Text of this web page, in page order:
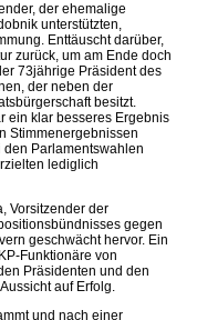
der ehemalige
unterstützten,
Enttäuscht darüber,
zurück, um am Ende doch
73jährige Präsident des
der neben der
besitzt.
ein klar besseres Ergebnis
Stimmenergebnissen
Parlamentswahlen
lediglich
Vorsitzender der
gegen
geschwächt hervor. Ein
Funktionäre von
Präsidenten und den
auf Erfolg.
und nach einer